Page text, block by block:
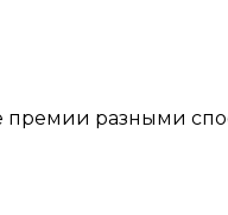
премии разными